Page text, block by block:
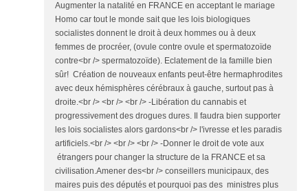
Augmenter la natalité en FRANCE en acceptant le mariage
Homo car tout le monde sait que les lois biologiques
socialistes donnent le droit à deux hommes ou à deux
femmes de procréer, (ovule contre ovule et spermatozoïde
contre<br /> spermatozoïde). Eclatement de la famille bien
sûr! Création de nouveaux enfants peut-être hermaphrodites
avec deux hémisphères cérébraux à gauche, surtout pas à
droite.<br /> <br /> <br /> -Libération du cannabis et
progressivement des drogues dures. Il faudra bien supporter
les lois socialistes alors gardons<br /> l'ivresse et les paradis
artificiels.<br /> <br /> <br /> -Donner le droit de vote aux
étrangers pour changer la structure de la FRANCE et sa
civilisation.Amener des<br /> conseillers municipaux, des
maires puis des députés et pourquoi pas des ministres plus